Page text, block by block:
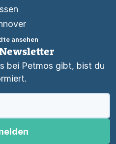
ansehen
bei Petmos gibt, bist du